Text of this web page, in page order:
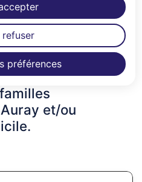
préférences
permet de
le scolaire et le
les premières
maternelle, les
et/ou